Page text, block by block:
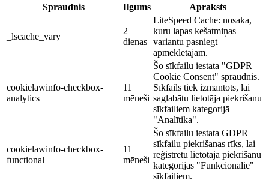
Spraudnis
Ilgums Apraksts
_lscache_vary
2
dienas
LiteSpeed Cache: nosaka,
kuru lapas kešatmiņas
variantu pasniegt
apmeklētājam.
cookielawinfo-checkbox-
analytics
11
mēneši
Šo sīkfailu iestata "GDPR
Cookie Consent" spraudnis.
Sīkfails tiek izmantots, lai
saglabātu lietotāja piekrišanu
sīkfailiem kategorijā
"Analītika".
cookielawinfo-checkbox-
functional
11
mēneši
Šo sīkfailu iestata GDPR
sīkfailu piekrišanas rīks, lai
reģistrētu lietotāja piekrišanu
kategorijas "Funkcionālie"
sīkfailiem.